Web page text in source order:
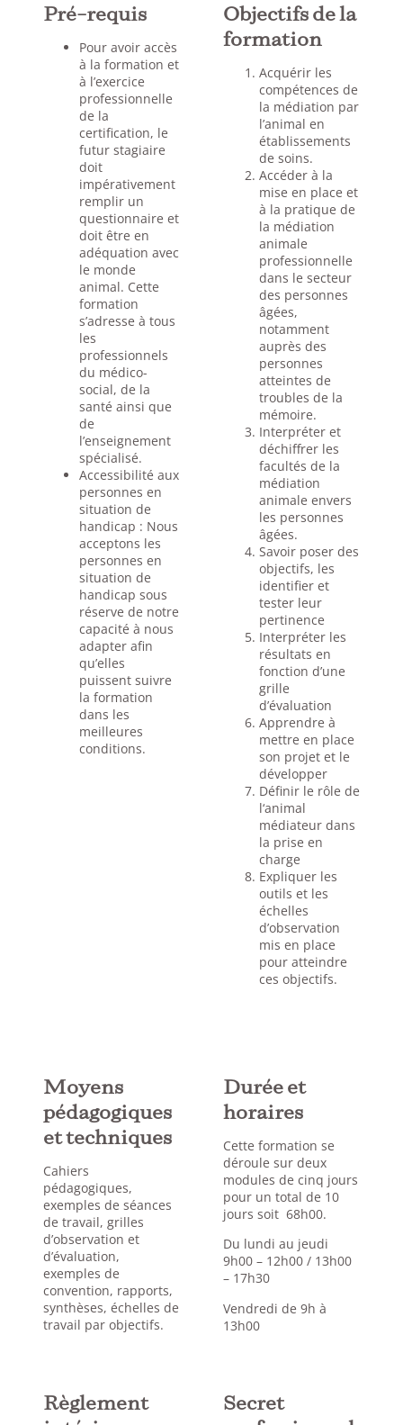
Pré-requis
Pour avoir accès
à la formation et
à l’exercice
professionnelle
de la
certification, le
futur stagiaire
doit
impérativement
remplir un
questionnaire et
doit être en
adéquation avec
le monde
animal. Cette
formation
s’adresse à tous
les
professionnels
du médico-
social, de la
santé ainsi que
de
l’enseignement
spécialisé.
Accessibilité aux
personnes en
situation de
handicap : Nous
acceptons les
personnes en
situation de
handicap sous
réserve de notre
capacité à nous
adapter afin
qu’elles
puissent suivre
la formation
dans les
meilleures
conditions.
Objectifs de la
formation
Acquérir les
compétences de
la médiation par
l’animal en
établissements
de soins.
Accéder à la
mise en place et
à la pratique de
la médiation
animale
professionnelle
dans le secteur
des personnes
âgées,
notamment
auprès des
personnes
atteintes de
troubles de la
mémoire.
Interpréter et
déchiffrer les
facultés de la
médiation
animale envers
les personnes
âgées.
Savoir poser des
objectifs, les
identifier et
tester leur
pertinence
Interpréter les
résultats en
fonction d’une
grille
d’évaluation
Apprendre à
mettre en place
son projet et le
développer
Définir le rôle de
l‘animal
médiateur dans
la prise en
charge
Expliquer les
outils et les
échelles
d’observation
mis en place
pour atteindre
ces objectifs.
Moyens
pédagogiques
et techniques
Cahiers
pédagogiques,
exemples de séances
de travail, grilles
d’observation et
d’évaluation,
exemples de
convention, rapports,
synthèses, échelles de
travail par objectifs.
Durée et
horaires
Cette formation se
déroule sur deux
modules de cinq jours
pour un total de 10
jours soit 68h00.
Du lundi au jeudi
9h00 – 12h00 / 13h00
– 17h30
Vendredi de 9h à
13h00
Règlement
Secret